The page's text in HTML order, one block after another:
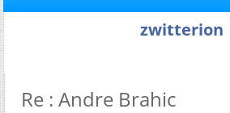
zwitterion
Re : Andre Brahic